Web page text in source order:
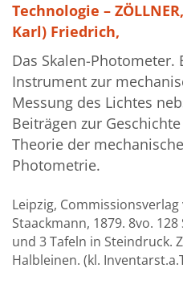
Technologie –
Karl) Friedrich,
Das Skalen-Photometer.
Instrument zur
Messung des Lichtes
Beiträgen zur
Theorie der
Photometrie.
Leipzig, Commissionsverlag
Staackmann, 1879. 8vo.
und 3 Tafeln in Steindruck.
Halbleinen. (kl.